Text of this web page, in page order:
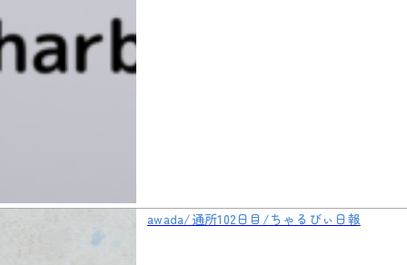
awada/通所102日目/ちゃるびぃ日報